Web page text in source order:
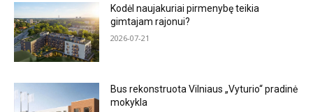
Kodėl naujakuriai pirmenybę teikia
gimtajam rajonui?
2026-07-21
Bus rekonstruota Vilniaus „Vyturio“ pradinė
mokykla